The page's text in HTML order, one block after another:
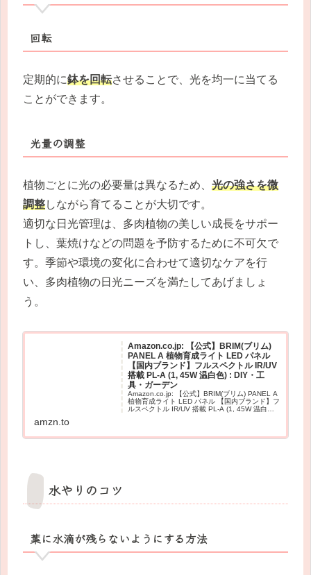
回転
定期的に鉢を回転させることで、光を均一に当てる
ことができます。
光量の調整
植物ごとに光の必要量は異なるため、 光の強さを微
調整しながら育てることが大切です。
適切な日光管理は、多肉植物の美しい成長をサポー
トし、葉焼けなどの問題を予防するために不可欠で
す。季節や環境の変化に合わせて適切なケアを行
い、多肉植物の日光ニーズを満たしてあげましょ
う。
Amazon.co.jp: 【公式】BRIM(ブリム)
PANEL A 植物育成ライト LED パネル
【国内ブランド】フルスペクトル IR/UV
搭載 PL-A (1, 45W 温白色) : DIY・工
具・ガーデン
Amazon.co.jp: 【公式】BRIM(ブリム) PANEL A
植物育成ライト LED パネル 【国内ブランド】フ
ルスペクトル IR/UV 搭載 PL-A (1, 45W 温白色)
amzn.to
水やりのコツ
葉に水滴が残らないようにする方法